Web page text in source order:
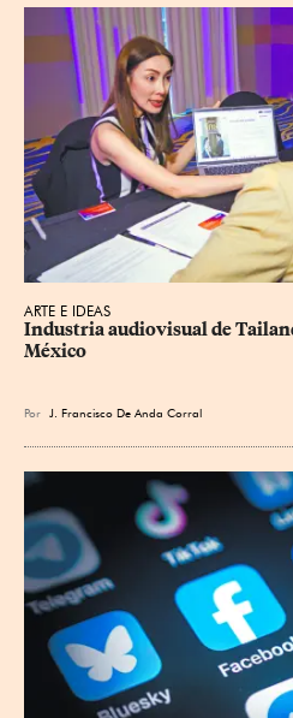
ARTE E IDEAS
Industria audiovisual de
México
Por J. Francisco De Anda Corral